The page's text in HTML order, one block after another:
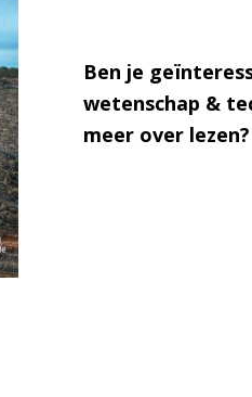
Ben je
wetenschap &
meer over lezen?